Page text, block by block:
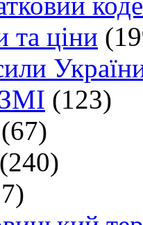
та ціни
(123)
(67)
(240)